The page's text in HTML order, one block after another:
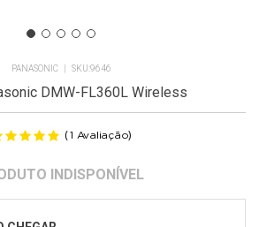
PANASONIC 9646
DMW-FL360L Wireless
(1 Avaliação)